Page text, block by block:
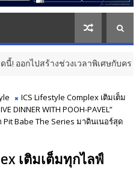
างช่วงเวลาพิเศษกับครอบครัว สร้า
ICS Lifestyle Complex เติมเต็ม
DINNER WITH POOH-PAVEL”
Babe The Series มาดินเนอร์สุด
เติมเต็มทุกไลฟ์